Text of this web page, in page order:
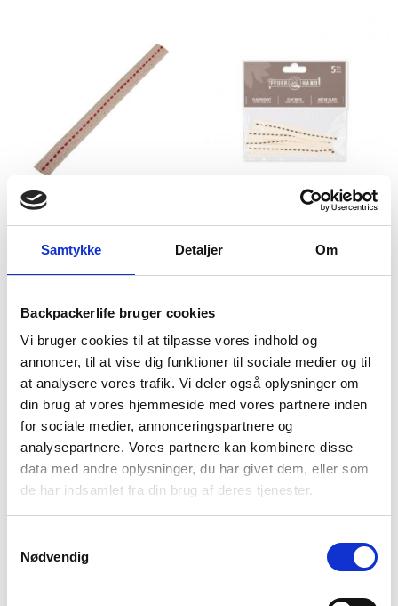
Samtykke Detaljer Om
Backpackerlife bruger cookies
Vi bruger cookies til at tilpasse vores indhold og
annoncer, til at vise dig funktioner til sociale medier og til
at analysere vores trafik. Vi deler også oplysninger om
din brug af vores hjemmeside med vores partnere inden
for sociale medier, annonceringspartnere og
analysepartnere. Vores partnere kan kombinere disse
data med andre oplysninger, du har givet dem, eller som
de har indsamlet fra din brug af deres tjenester.
Nødvendig
Aquipe
Væge til lanterne – 1 stk
Væge til lanterne – 5 stk –
Feuerhand 276 – 12cm
39kr
Lanterner til udendørs og
indendørs brug
Lanterner kan både bruges udendørs og indendørs.
bidrager til en hyggelig stemning uanset hvilken situation du bruger
den i. Det kan enten være en lanterne til udendørsbrug i lejren på
jeres outdoortur, i haven, eller ved fordøren til at byde gæsterne
velkommen. Du kan også placere lanterner på altanen eller terrassen,
hvor den tilfører en varm og hyggelig lys, mens I nyder den smukke
Lanterner kan også bruges til indretningen i hjemmet. De kan